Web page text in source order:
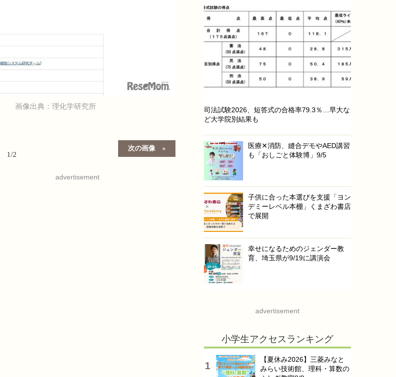
画像出典：理化学研究所
次の画像
1/2
advertisement
司法試験2026、短答式の合格率79.3％…早大な
ど大学院別結果も
医療✕消防、縫合デモやAED講習
も「おしごと体験博」9/5
子供に合った本選びを支援「ヨン
デミーレベル本棚」くまざわ書店
で展開
幸せになるためのジェンダー教
育、埼玉県が9/19に講演会
advertisement
小学生アクセスランキング
【夏休み2026】三菱みなと
みらい技術館、理科・算数の